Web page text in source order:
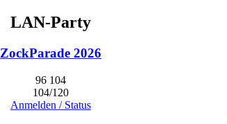
LAN-Party
ZockParade 2026
96 104
104/120
Anmelden / Status